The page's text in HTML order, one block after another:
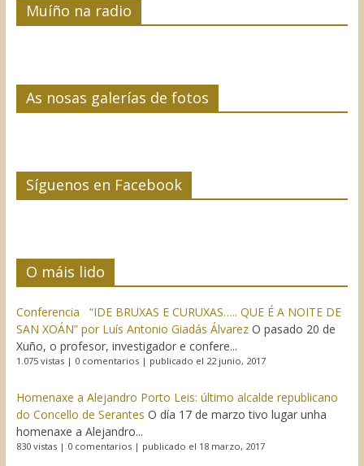
Muíño na radio
As nosas galerías de fotos
Síguenos en Facebook
O máis lido
Conferencia “IDE BRUXAS E CURUXAS….. QUE É A NOITE DE
SAN XOÁN” por Luís Antonio Giadás Álvarez O pasado 20 de
Xuño, o profesor, investigador e confere...
1.075 vistas| 0 comentarios| publicado el 22 junio, 2017
Homenaxe a Alejandro Porto Leis: último alcalde republicano
do Concello de Serantes O día 17 de marzo tivo lugar unha
homenaxe a Alejandro...
830 vistas| 0 comentarios| publicado el 18 marzo, 2017